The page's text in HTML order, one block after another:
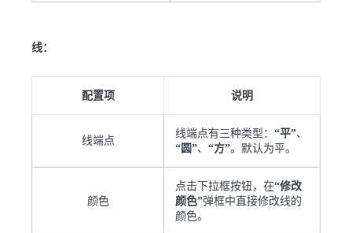
线：
配置项 说明
线端点
线端点有三种类型： “平”、
“圆”、 “方”。默认为平。
颜色
点击下拉框按钮，在“修改
颜色”弹框中直接修改线的
颜色。